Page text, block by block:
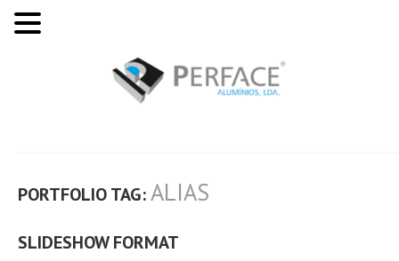
PORTFOLIO TAG:ALIAS
SLIDESHOW FORMAT